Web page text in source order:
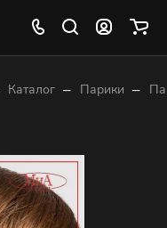
Каталог – Парики –